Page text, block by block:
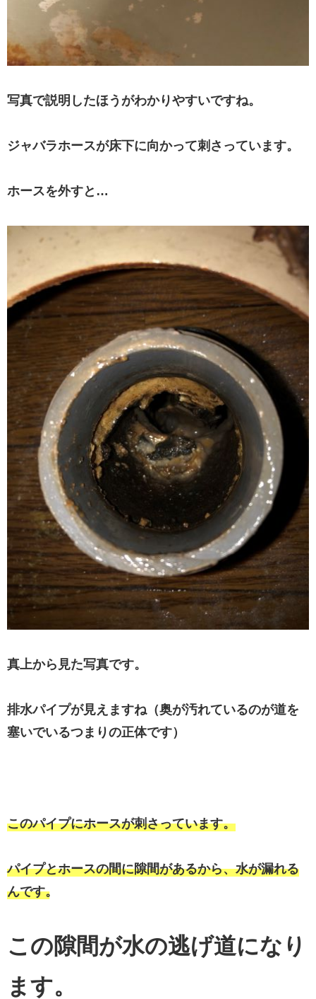
写真で説明したほうがわかりやすいですね。
ジャバラホースが床下に向かって刺さっています。
ホースを外すと…
真上から見た写真です。
排水パイプが見えますね（奥が汚れているのが道を
塞いでいるつまりの正体です）
このパイプにホースが刺さっています。
パイプとホースの間に隙間があるから、水が漏れる
んです。
この隙間が水の逃げ道になり
ます。